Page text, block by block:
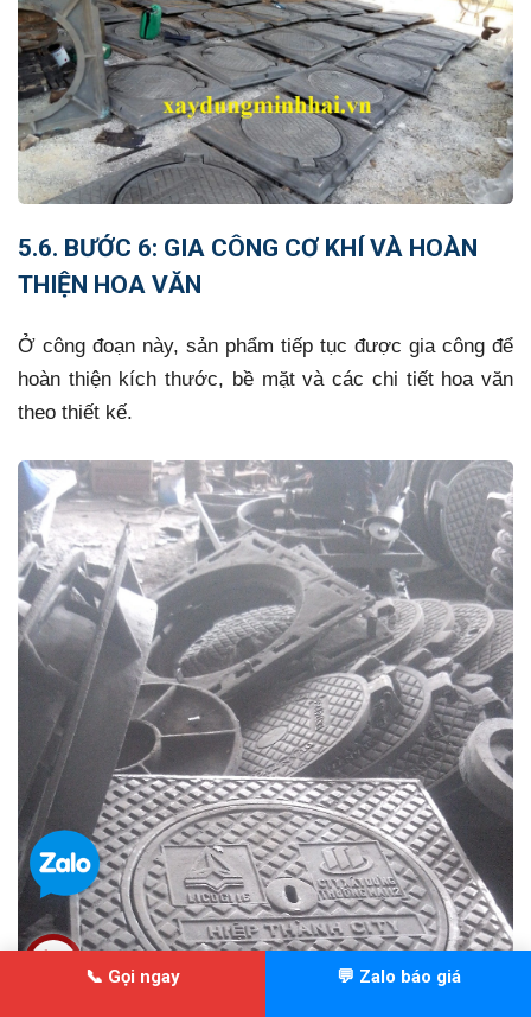
5.6. BƯỚC 6: GIA CÔNG CƠ KHÍ VÀ HOÀN
THIỆN HOA VĂN
Ở công đoạn này, sản phẩm tiếp tục được gia công để
hoàn thiện kích thước, bề mặt và các chi tiết hoa văn
theo thiết kế.
📞 Gọi ngay 💬 Zalo báo giá